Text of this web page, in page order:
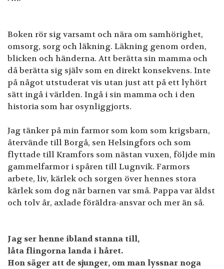
Boken rör sig varsamt och nära om samhörighet,
omsorg, sorg och läkning. Läkning genom orden,
blicken och händerna. Att berätta sin mamma och
då berätta sig själv som en direkt konsekvens. Inte
på något utstuderat vis utan just att på ett lyhört
sätt ingå i världen. Ingå i sin mamma och i den
historia som har osynliggjorts.
Jag tänker på min farmor som kom som krigsbarn,
återvände till Borgå, sen Helsingfors och som
flyttade till Kramfors som nästan vuxen, följde min
gammelfarmor i spåren till Lugnvik. Farmors
arbete, liv, kärlek och sorgen över hennes stora
kärlek som dog när barnen var små. Pappa var äldst
och tolv år, axlade föräldra-ansvar och mer än så.
Jag ser henne ibland stanna till,
låta flingorna landa i håret.
Hon säger att de sjunger, om man lyssnar noga